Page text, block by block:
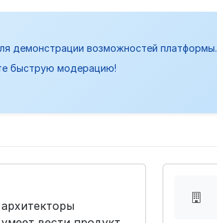
демонстрации возможностей платформы.
быструю модерацию!